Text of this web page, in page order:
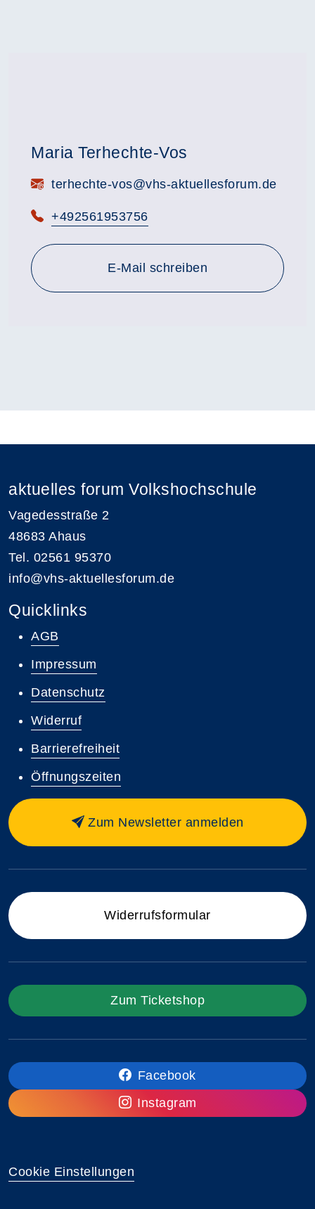
Maria Terhechte-Vos
E-Mail:terhechte-vos@vhs-aktuellesforum.de
Telefon:
+492561953756
E-Mail schreiben
aktuelles forum Volkshochschule
Vagedesstraße 2
48683 Ahaus
Tel. 02561 95370
info@vhs-aktuellesforum.de
Quicklinks
AGB
Impressum
Datenschutz
Widerruf
Barrierefreiheit
Öffnungszeiten
Zum Newsletter anmelden
Widerrufsformular
Zum Ticketshop
Facebook
Instagram
Cookie Einstellungen